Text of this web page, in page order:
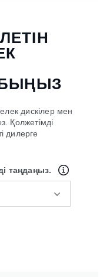
дискілер мен
Қолжетімді
дилерге
таңдаңыз.